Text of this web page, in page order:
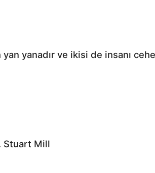
yan yanadır ve ikisi de insanı
Stuart Mill